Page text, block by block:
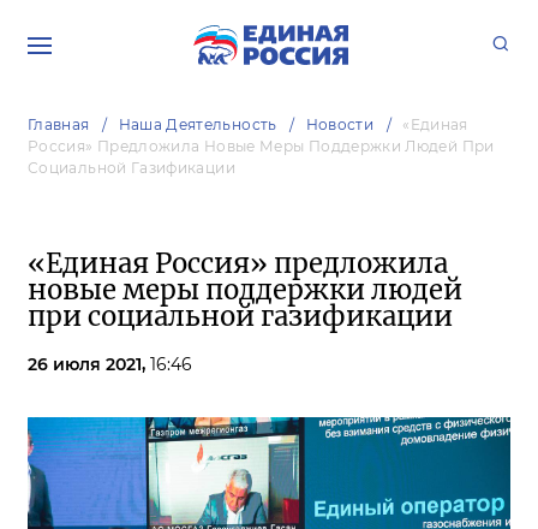
Главная Наша Деятельность Новости
«Единая
Россия» Предложила Новые Меры Поддержки Людей При
Социальной Газификации
«Единая Россия» предложила
новые меры поддержки людей
при социальной газификации
26 июля 2021, 16:46